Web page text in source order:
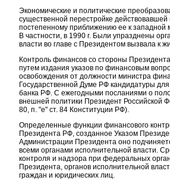
Экономические и политические
существенной перестройке
постепенному приближению ее к западной
В частности, в 1990 г. Были упразднены
власти во главе с Президентом вызвала к
Контроль финансов со стороны
путем издания указов по финансовым
освобождения от должности министра
Государственной Думе РФ кандидатуры
банка РФ. С ежегодными посланиями о
внешней политики Президент Российской
80, п. "е" ст. 84 Конституции РФ).
Определенные функции финансового
Президента РФ, созданное Указом
Администрации Президента оно
всеми органами исполнительной власти.
контроля и надзора при федеральных
Президента, органов исполнительной
граждан и юридических лиц.